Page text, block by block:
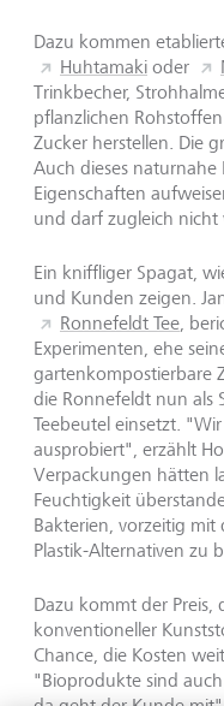
Dazu kommen
Huhtamaki oder
Trinkbecher,
pflanzlichen
Zucker herstellen. Die
Auch dieses naturnahe
Eigenschaften
und darf zugleich nicht
Ein kniffliger Spagat,
und Kunden zeigen.
Ronnefeldt Tee,
Experimenten, ehe
gartenkompostierbare
die Ronnefeldt nun als
Teebeutel einsetzt.
ausprobiert", erzählt
Verpackungen hätten
Feuchtigkeit
Bakterien, vorzeitig mit
Plastik-Alternativen zu
Dazu kommt der
konventioneller
Chance, die Kosten
"Bioprodukte sind